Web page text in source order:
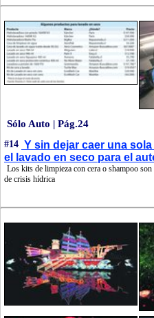
Sólo Auto | Pág.24
#14 Y sin dejar caer una
el lavado en seco para el
Los kits de limpieza con cera o shampoo
de crisis hídrica